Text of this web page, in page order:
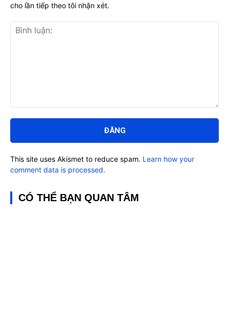
luận:
cho lần tiếp theo tôi nhận xét.
This site uses Akismet to reduce spam. Learn how your
comment data is processed.
CÓ THỂ BẠN QUAN TÂM